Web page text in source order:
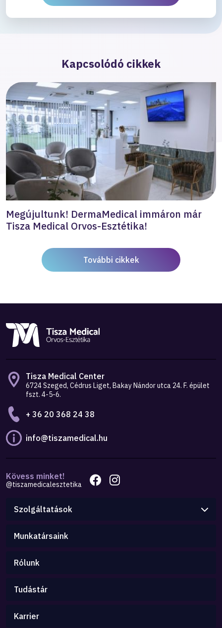
Kapcsolódó cikkek
Megújultunk! DermaMedical immáron már
Tisza Medical Orvos-Esztétika!
További cikkek
Tisza Medical Center
6724 Szeged, Cédrus Liget, Bakay Nándor utca 24. F. épület
fszt. 4-5-6.
+ 36 20 368 24 38
info@tiszamedical.hu
Kövess minket!
@tiszamedicalesztetika
Szolgáltatások
Munkatársaink
Rólunk
Tudástár
Karrier